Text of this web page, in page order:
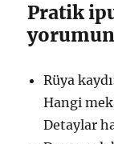
Pratik
Rüya
Hangi
Detaylar